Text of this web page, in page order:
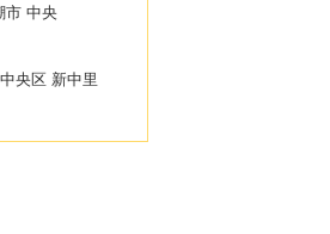
市 中央
央区 新中里